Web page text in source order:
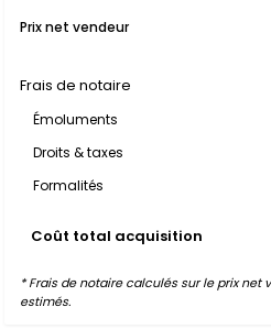
Prix net vendeur
Frais de notaire
Émoluments
Droits & taxes
Formalités
Coût total acquisition
* Frais de notaire calculés sur le prix net
estimés.